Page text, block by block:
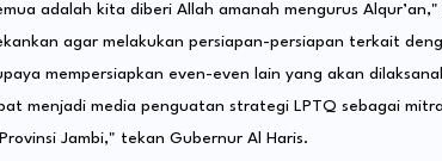
adalah kita diberi Allah amanah mengurus Alqur’an,"
agar melakukan persiapan-persiapan terkait
mempersiapkan even-even lain yang akan
menjadi media penguatan strategi LPTQ sebagai
Jambi," tekan Gubernur Al Haris.